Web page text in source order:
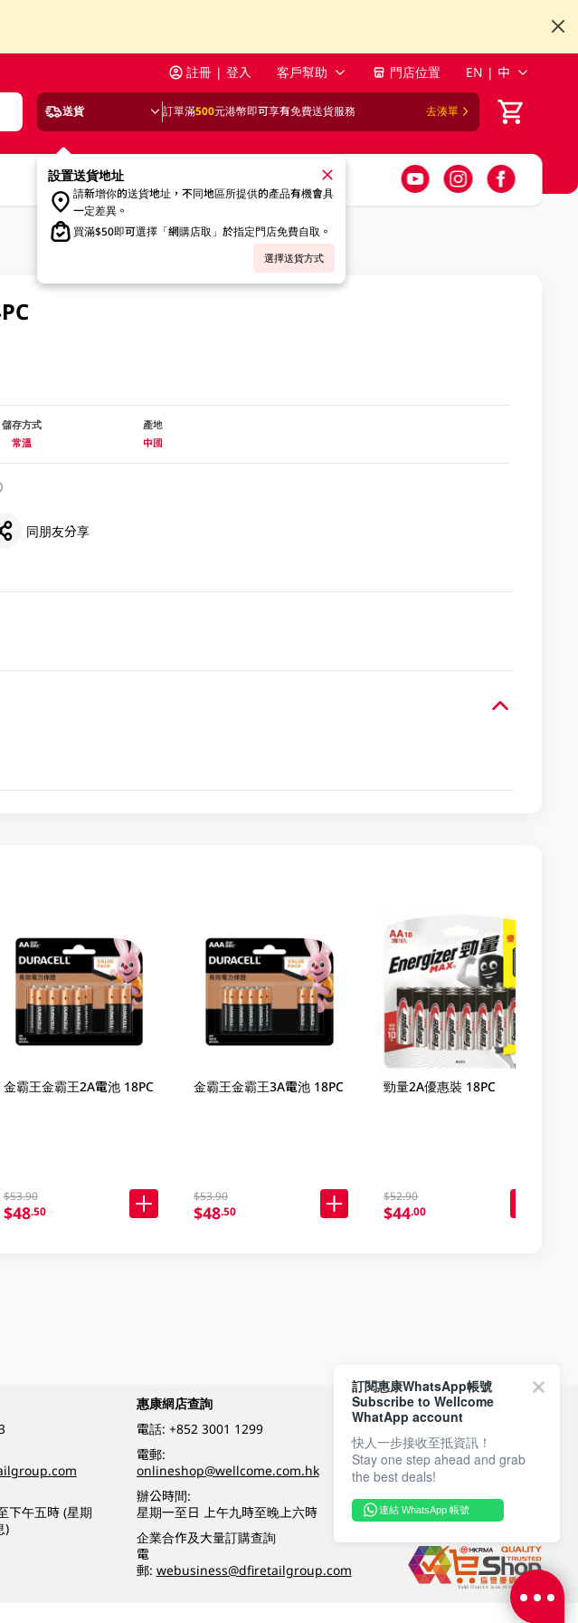
註冊 | 登入 客戶幫助 門店位置 EN | 中
送貨 訂單滿500元港幣即可享有免費送貨服務 去湊單
設置送貨地址
請新增你的送貨地址，不同地區所提供的產品有機會具
一定差異。
買滿$50即可選擇「網購店取」於指定門店免費自取。
選擇送貨方式
儲存方式
常溫
產地
中國
同朋友分享
金霸王金霸王2A電池 18PC
$53.90
$48.50
金霸王金霸王3A電池 18PC
$53.90
$48.50
勁量2A優惠裝 18PC
$52.90
$44.00
下午五時 (星期
)
惠康網店查詢
電話: +852 3001 1299
電郵:
onlineshop@wellcome.com.hk
辦公時間:
星期一至日 上午九時至晚上六時
企業合作及大量訂購查詢
電
郵: webusiness@dfiretailgroup.com
付款方式
關注我們
訂閱惠康WhatsApp帳號
Subscribe to Wellcome
WhatApp account
快人一步接收至抵資訊！
Stay one step ahead and grab
the best deals!
連結 WhatsApp 帳號